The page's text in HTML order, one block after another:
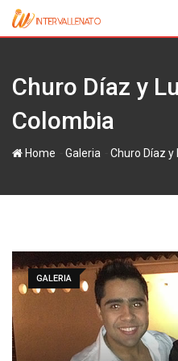
Skip
Churo Díaz y
Home Galeria
GALERIA